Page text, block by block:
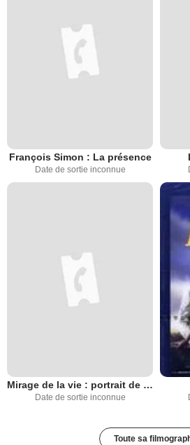
François Simon : La présence
Date de sortie inconnue
Mirage de la vie : portrait de Douglas Sirk
Date de sortie inconnue
Toute sa